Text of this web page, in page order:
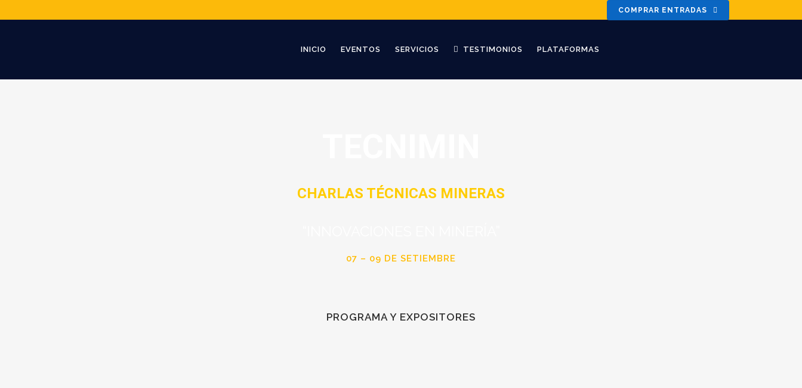
COMPRAR ENTRADAS
INICIO EVENTOS SERVICIOS TESTIMONIOS PLATAFORMAS
CHARLAS TÉCNICAS MINERAS
07 – 09 DE SETIEMBRE
PROGRAMA Y EXPOSITORES